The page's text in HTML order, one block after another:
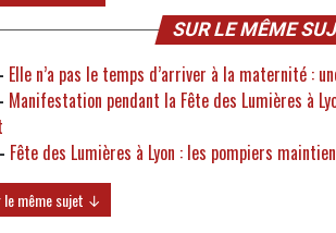
SUR LE MÊME
Elle n’a pas le temps d’arriver à la maternité :
Manifestation pendant la Fête des Lumières à
Fête des Lumières à Lyon : les pompiers
même sujet ↓